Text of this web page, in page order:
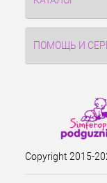
ПОМОЩЬ И
Copyright 2015-